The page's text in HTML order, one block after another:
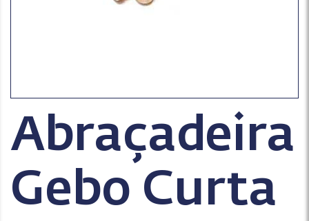
Abraçadeira
Gebo Curta